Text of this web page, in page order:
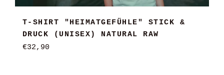
T-SHIRT "HEIMATGEFÜHLE" STICK &
DRUCK (UNISEX) NATURAL RAW
Normaler
€32,90